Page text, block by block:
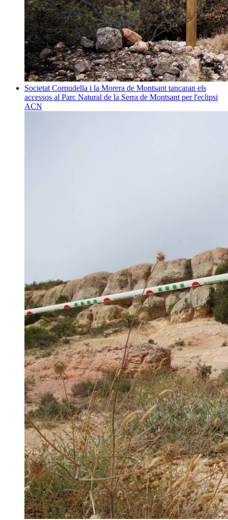
Societat Cornudella i la Morera de Montsant tancaran els
accessos al Parc Natural de la Serra de Montsant per l'eclipsi
ACN